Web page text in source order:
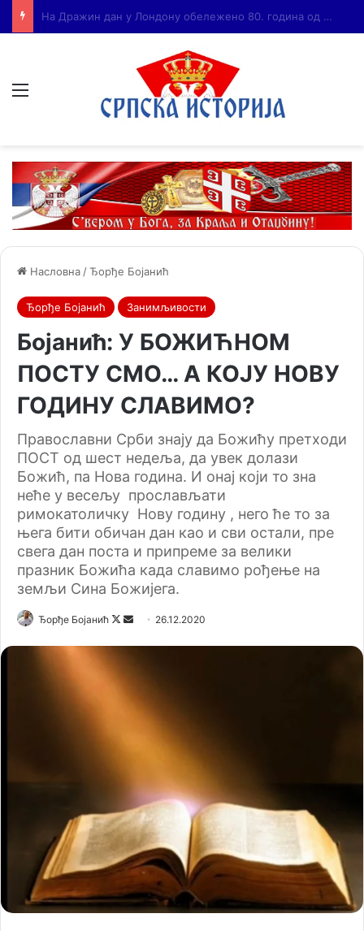
Бојанић: ВОЈА ТАНКОСИЋ – ЧОВЕК КОГА СУ СЕ ПЛАШИЛИ И ЖИВОГ И МРТВОГ, а нема ни споненик
Мени
Насловна /Ђорђе Бојанић
Ђорђе Бојанић Занимљивости
Бојанић: У БОЖИЋНОМ
ПОСТУ СМО… А КОЈУ НОВУ
ГОДИНУ СЛАВИМО?
Православни Срби знају да Божићу претходи
ПОСТ од шест недеља, да увек долази
Божић, па Нова година. И онај који то зна
неће у весељу прослављати
римокатоличку Нову годину , него ће то за
њега бити обичан дан као и сви остали, пре
свега дан поста и припреме за велики
празник Божића када славимо рођење на
земљи Сина Божијега.
Ђорђе Бојанић
Follow
Send 26.12.2020